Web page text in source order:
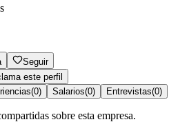
Seguir
este perfil
(0) Salarios(0) Entrevistas(0)
sobre esta empresa.